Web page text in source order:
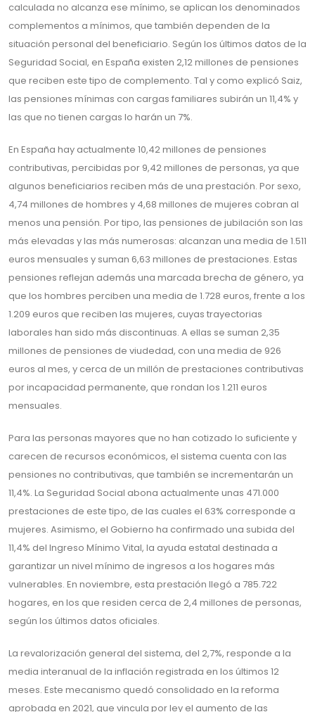
calculada no alcanza ese mínimo, se aplican los denominados
complementos a mínimos, que también dependen de la
situación personal del beneficiario. Según los últimos datos de la
Seguridad Social, en España existen 2,12 millones de pensiones
que reciben este tipo de complemento. Tal y como explicó Saiz,
las pensiones mínimas con cargas familiares subirán un 11,4% y
las que no tienen cargas lo harán un 7%.
En España hay actualmente 10,42 millones de pensiones
contributivas, percibidas por 9,42 millones de personas, ya que
algunos beneficiarios reciben más de una prestación. Por sexo,
4,74 millones de hombres y 4,68 millones de mujeres cobran al
menos una pensión. Por tipo, las pensiones de jubilación son las
más elevadas y las más numerosas: alcanzan una media de 1.511
euros mensuales y suman 6,63 millones de prestaciones. Estas
pensiones reflejan además una marcada brecha de género, ya
que los hombres perciben una media de 1.728 euros, frente a los
1.209 euros que reciben las mujeres, cuyas trayectorias
laborales han sido más discontinuas. A ellas se suman 2,35
millones de pensiones de viudedad, con una media de 926
euros al mes, y cerca de un millón de prestaciones contributivas
por incapacidad permanente, que rondan los 1.211 euros
mensuales.
Para las personas mayores que no han cotizado lo suficiente y
carecen de recursos económicos, el sistema cuenta con las
pensiones no contributivas, que también se incrementarán un
11,4%. La Seguridad Social abona actualmente unas 471.000
prestaciones de este tipo, de las cuales el 63% corresponde a
mujeres. Asimismo, el Gobierno ha confirmado una subida del
11,4% del Ingreso Mínimo Vital, la ayuda estatal destinada a
garantizar un nivel mínimo de ingresos a los hogares más
vulnerables. En noviembre, esta prestación llegó a 785.722
hogares, en los que residen cerca de 2,4 millones de personas,
según los últimos datos oficiales.
La revalorización general del sistema, del 2,7%, responde a la
media interanual de la inflación registrada en los últimos 12
meses. Este mecanismo quedó consolidado en la reforma
aprobada en 2021, que vincula por ley el aumento de las